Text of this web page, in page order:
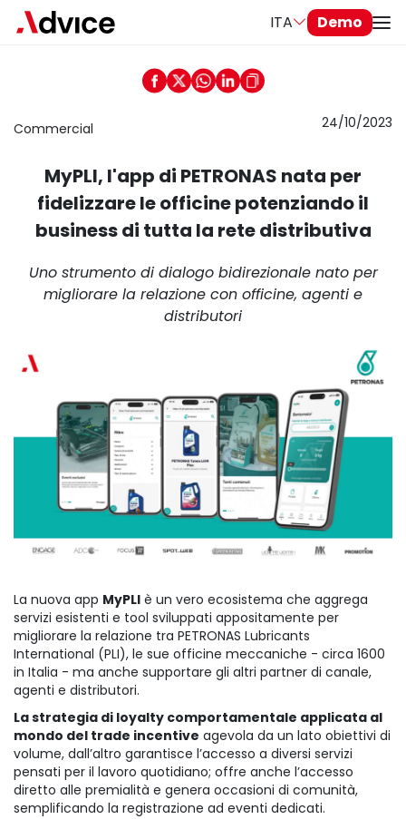
ITA Demo
Commercial 24/10/2023
MyPLI, l'app di PETRONAS nata per
fidelizzare le officine potenziando il
business di tutta la rete distributiva
Uno strumento di dialogo bidirezionale nato per
migliorare la relazione con officine, agenti e
distributori
La nuova app MyPLI è un vero ecosistema che aggrega
servizi esistenti e tool sviluppati appositamente per
migliorare la relazione tra PETRONAS Lubricants
International (PLI), le sue officine meccaniche - circa 1600
in Italia - ma anche supportare gli altri partner di canale,
agenti e distributori.
La strategia di loyalty comportamentale applicata al
mondo del trade incentive agevola da un lato obiettivi di
volume, dall’altro garantisce l’accesso a diversi servizi
pensati per il lavoro quotidiano; offre anche l’accesso
diretto alle premialità e genera occasioni di comunità,
semplificando la registrazione ad eventi dedicati.